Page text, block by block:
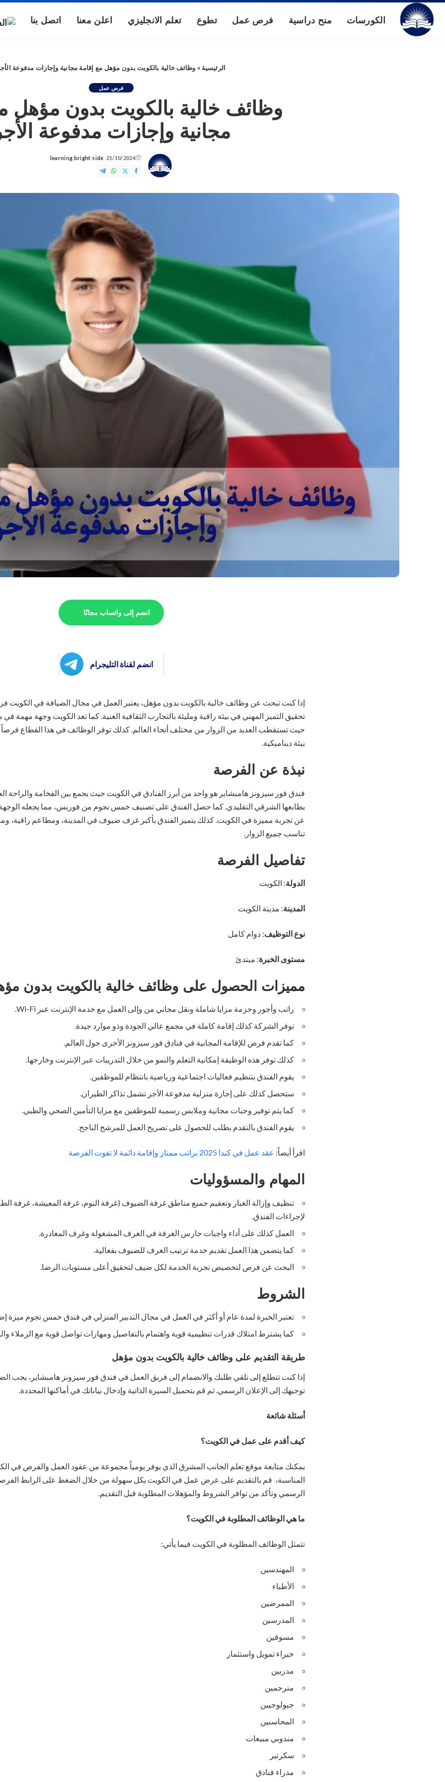
الكورسات منح دراسية فرص عمل تطوع تعلم الانجليزي اعلن معنا اتصل بنا
الرئيسية » وظائف خالية بالكويت بدون مؤهل مع إقامة مجانية وإجازات مدفوعة
فرص عمل
وظائف خالية بالكويت بدون مؤهل
مجانية وإجازات مدفوعة
21/10/2024
Posted
by
learning bright side
انضم إلى واتساب مجانًا
انضم لقناة التليجرام
إذا كنت تبحث عن وظائف خالية بالكويت بدون مؤهل، يعتبر العمل في مجال الضيافة في الكويت
تحقيق التميز المهني في بيئة راقية ومليئة بالتجارب الثقافية الغنية. كما تعد الكويت وجهة مهمة
حيث تستقطب العديد من الزوار من مختلف أنحاء العالم. كذلك توفر الوظائف في هذا القطاع فرصاً
بيئة ديناميكية.
نبذة عن الفرصة
فندق فور سيزونز هامبشاير هو واحد من أبرز الفنادق في الكويت حيث يجمع بين الفخامة والراحة
بطابعها الشرقي التقليدي. كما حصل الفندق على تصنيف خمس نجوم من فوربس، مما يجعله الوجهة
عن تجربة مميزة في الكويت. كذلك يتميز الفندق بأكبر غرف ضيوف في المدينة، ومطاعم راقية،
تناسب جميع الزوار.
تفاصيل الفرصة
الدولة: الكويت
المدينة: مدينة الكويت
نوع التوظيف: دوام كامل
مستوى الخبرة: مبتدئ
مميزات الحصول على وظائف خالية بالكويت بدون
راتب وأجور وحزمة مزايا شاملة ونقل مجاني من وإلى العمل مع خدمة الإنترنت عبر Wi-Fi.
توفر الشركة كذلك إقامة كاملة في مجمع عالي الجودة وذو موارد جيدة.
كما تقدم فرص للإقامة المجانية في فنادق فور سيزونز الأخرى حول العالم.
كذلك توفر هذه الوظيفة إمكانية التعلم والنمو من خلال التدريبات عبر الإنترنت وخارجها.
يقوم الفندق بتنظيم فعاليات اجتماعية ورياضية بانتظام للموظفين.
ستحصل كذلك على إجازة منزلية مدفوعة الأجر تشمل تذاكر الطيران.
كما يتم توفير وجبات مجانية وملابس رسمية للموظفين مع مزايا التأمين الصحي والطبي.
يقوم الفندق بالتقدم بطلب للحصول على تصريح العمل للمرشح الناجح.
اقرأ أيضاً: عقد عمل في كندا 2025 براتب ممتاز وإقامة دائمة لا تفوت الفرصة
المهام والمسؤوليات
تنظيف وإزالة الغبار وتعقيم جميع مناطق غرفة الضيوف (غرفة النوم، غرفة المعيشة، غرفة
لإجراءات الفندق.
العمل كذلك على أداء واجبات حارس الغرفة في الغرف المشغولة وغرف المغادرة.
كما يتضمن هذا العمل تقديم خدمة ترتيب الغرف للضيوف بفعالية.
البحث عن فرص لتخصيص تجربة الخدمة لكل ضيف لتحقيق أعلى مستويات الرضا.
الشروط
تعتبر الخبرة لمدة عام أو أكثر في العمل في مجال التدبير المنزلي في فندق خمس نجوم ميزة
كما يشترط امتلاك قدرات تنظيمية قوية واهتمام بالتفاصيل ومهارات تواصل قوية مع الزملاء
طريقة التقديم على وظائف خالية بالكويت بدون مؤهل
إذا كنت تتطلع إلى تلقي طلبك والانضمام إلى فريق العمل في فندق فور سيزونز هامبشاير، يجب
توجيهك إلى الإعلان الرسمي. ثم قم بتحميل السيرة الذاتية وإدخال بياناتك في أماكنها المحددة.
أسئلة شائعة
كيف أقدم على عمل في الكويت؟
يمكنك متابعة موقع تعلم الجانب المشرق الذي يوفر يومياً مجموعة من عقود العمل والفرص في
المناسبة، قم بالتقديم على عرض عمل في الكويت بكل سهولة من خلال الضغط على الرابط الفرصة
الرسمي وتأكد من توافر الشروط والمؤهلات المطلوبة قبل التقديم.
ما هي الوظائف المطلوبة في الكويت؟
تتمثل الوظائف المطلوبة في الكويت فيما يأتي:
المهندسين
الأطباء
الممرضين
المدرسين
مسوقين
خبراء تمويل واستثمار
مدربين
مترجمين
جيولوجيين
المحاسبين
مندوبي مبيعات
سكرتير
مدراء فنادق